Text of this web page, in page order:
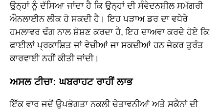
ਉਨ੍ਹਾਂ ਨੂੰ ਦੱਸਿਆ ਜਾਂਦਾ ਹੈ ਕਿ ਉਨ੍ਹਾਂ ਦੀ ਸੰਵੇਦਨਸ਼ੀਲ ਸਮੱਗਰੀ
ਔਨਲਾਈਨ ਲੀਕ ਹੋ ਸਕਦੀ ਹੈ। ਇਹ ਪੜਾਅ ਡਰ ਦਾ ਵਧੇਰੇ
ਹਮਲਾਵਰ ਢੰਗ ਨਾਲ ਸ਼ੋਸ਼ਣ ਕਰਦਾ ਹੈ, ਇਹ ਦਾਅਵਾ ਕਰਦੇ ਹੋਏ ਕਿ
ਫਾਈਲਾਂ ਪ੍ਰਕਾਸ਼ਿਤ ਜਾਂ ਵੇਚੀਆਂ ਜਾ ਸਕਦੀਆਂ ਹਨ ਜੇਕਰ ਤੁਰੰਤ
ਕਾਰਵਾਈ ਨਹੀਂ ਕੀਤੀ ਜਾਂਦੀ।
ਅਸਲ ਟੀਚਾ: ਘਬਰਾਹਟ ਰਾਹੀਂ ਲਾਭ
ਇੱਕ ਵਾਰ ਜਦੋਂ ਉਪਭੋਗਤਾ ਨਕਲੀ ਚੇਤਾਵਨੀਆਂ ਅਤੇ ਸਕੈਨਾਂ ਦੀ